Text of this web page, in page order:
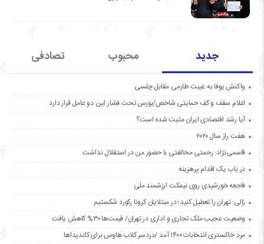
جدید محبوب تصادفی
واکنش یوفا به غیبت طارمی مقابل چلسی
اعلام سقف و کف حمایتی شاخص/بورس تحت فشار این دو عامل قرار دارد
آیا رشد اقتصادی ایران مثبت شده است؟
هفت راز سال ۲۰۲۰
قاسمی‌نژاد: رحمتی مخالفتی با حضور من در استقلال نداشت
در باب یک اقدام پرهزینه
فاجعه خورشیدی روی نیمکت ارزشمند ملی
زالی: تهران را تعطیل کنید؛ در مبتلایان کرونا رکورد شکستیم
وضعیت عجیب ملک تجاری و اداری در تهران/ قیمت‌ها ۳۰% کاهش یافت
مردِ خاکستری انتخابات ۱۴۰۰ آمد /دردسر کلاب هاوس برای کاندیداها